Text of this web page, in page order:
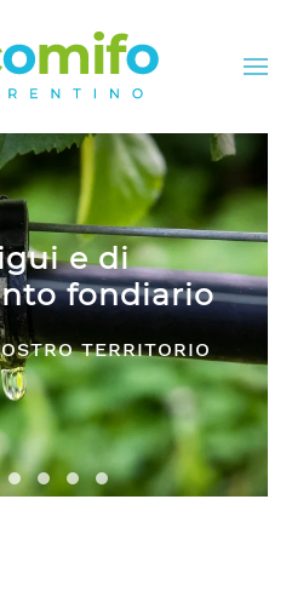
e di
fondiario
TERRITORIO
irrigui e di miglioramento
TrentinoIrrigui e di
La Federazione dei Consorzi
Consorzi Irrigui e di
Consorzi irrigui e di
Consorzi Irrigui e